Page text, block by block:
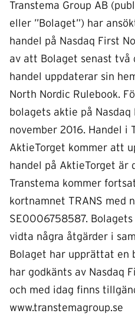
Transtema Group AB
eller ”Bolaget”) har
handel på Nasdaq First
av att Bolaget senast
handel uppdaterar sin
North Nordic Rulebook.
bolagets aktie på Nasdaq
november 2016. Handel i
AktieTorget kommer att
handel på AktieTorget är
Transtema kommer
kortnamnet TRANS med
SE0006758587.
vidta några åtgärder i
Bolaget har upprättat en
har godkänts av Nasdaq
och med idag finns
www.transtemagroup.se